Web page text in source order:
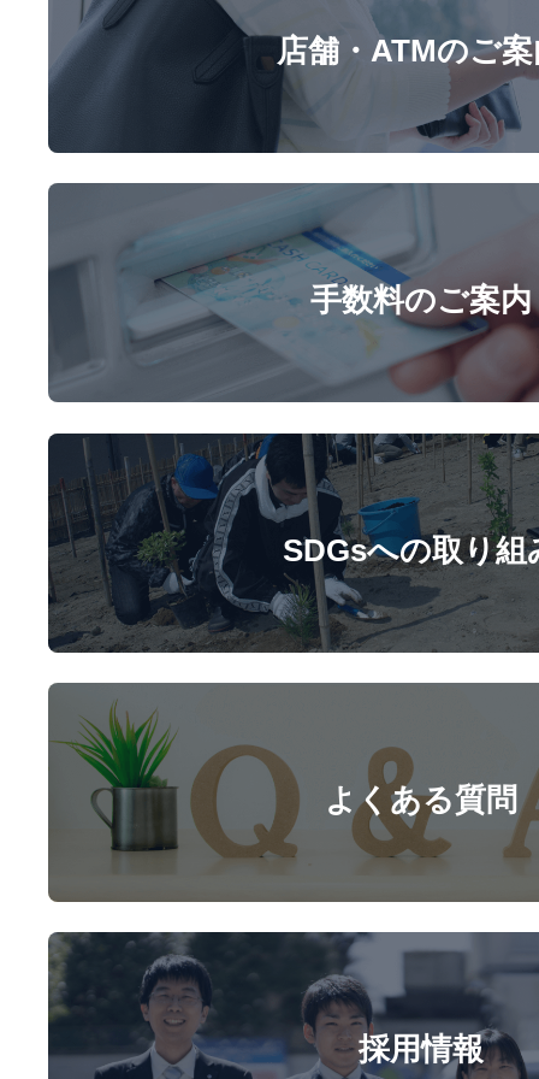
店舗・ATMのご
手数料のご案内
SDGsへの取り組
よくある質問
採用情報